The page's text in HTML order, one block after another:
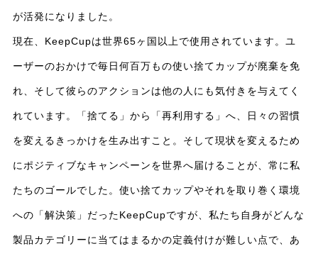
が活発になりました。
現在、KeepCupは世界65ヶ国以上で使用されています。ユ
ーザーのおかけで毎日何百万もの使い捨てカップが廃棄を免
れ、そして彼らのアクションは他の人にも気付きを与えてく
れています。「捨てる」から「再利用する」へ、日々の習慣
を変えるきっかけを生み出すこと。そして現状を変えるため
にポジティブなキャンペーンを世界へ届けることが、常に私
たちのゴールでした。使い捨てカップやそれを取り巻く環境
への「解決策」だったKeepCupですが、私たち自身がどんな
製品カテゴリーに当てはまるかの定義付けが難しい点で、あ